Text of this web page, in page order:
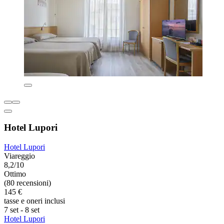
Hotel Lupori
Hotel Lupori
Viareggio
8,2/10
Ottimo
(80 recensioni)
145 €
tasse e oneri inclusi
7 set - 8 set
Hotel Lupori